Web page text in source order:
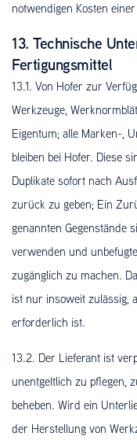
notwendigen Kosten
13. Technische
Fertigungsmittel
13.1. Von Hofer zur
Werkzeuge,
Eigentum; alle Marken-,
bleiben bei Hofer. Diese
Duplikate sofort nach
zurück zu geben; Ein
genannten Gegenstände
verwenden und
zugänglich zu machen.
ist nur insoweit zulässig,
erforderlich ist.
13.2. Der Lieferant ist
unentgeltlich zu pflegen,
beheben. Wird ein
der Herstellung von